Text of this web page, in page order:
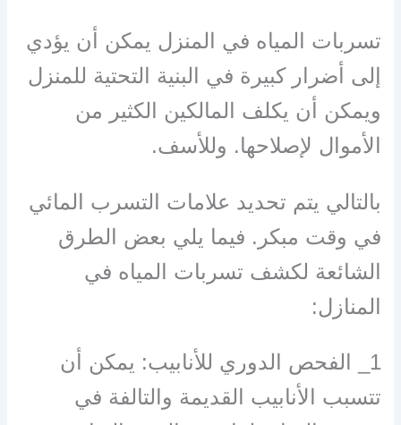
تسربات المياه في المنزل يمكن أن يؤدي
إلى أضرار كبيرة في البنية التحتية للمنزل
ويمكن أن يكلف المالكين الكثير من
الأموال لإصلاحها. وللأسف.
بالتالي يتم تحديد علامات التسرب المائي
في وقت مبكر. فيما يلي بعض الطرق
الشائعة لكشف تسربات المياه في
المنازل:
1_ الفحص الدوري للأنابيب: يمكن أن
تتسبب الأنابيب القديمة والتالفة في